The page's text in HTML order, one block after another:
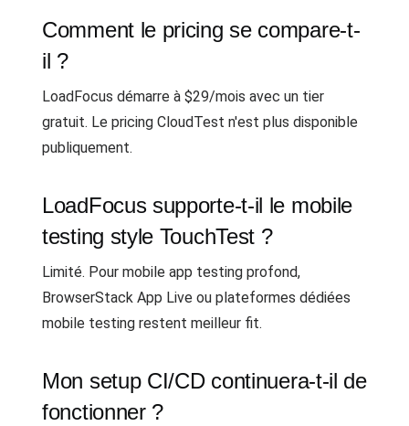
Comment le pricing se compare-t-
il ?
LoadFocus démarre à $29/mois avec un tier
gratuit. Le pricing CloudTest n'est plus disponible
publiquement.
LoadFocus supporte-t-il le mobile
testing style TouchTest ?
Limité. Pour mobile app testing profond,
BrowserStack App Live ou plateformes dédiées
mobile testing restent meilleur fit.
Mon setup CI/CD continuera-t-il de
fonctionner ?